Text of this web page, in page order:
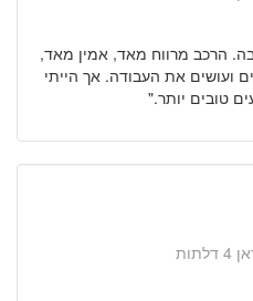
הרכב מרווח מאד, אמין מאד,
ועושים את העבודה. אך הייתי
טובים יותר."